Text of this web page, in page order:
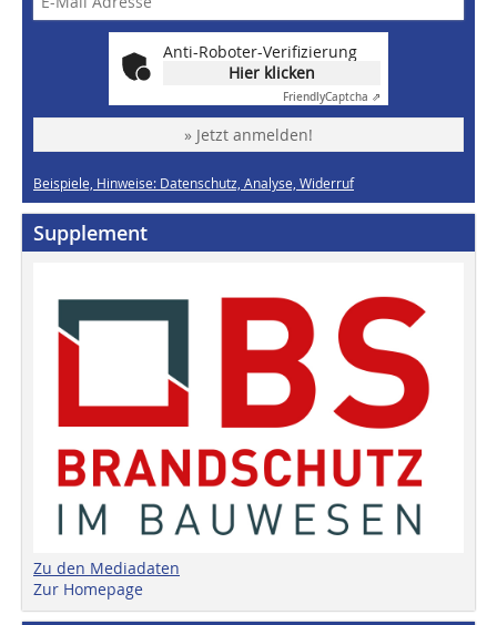
Anti-Roboter-Verifizierung
Hier klicken
FriendlyCaptcha ⇗
» Jetzt anmelden!
Beispiele, Hinweise: Datenschutz, Analyse, Widerruf
Supplement
Zu den Mediadaten
Zur Homepage